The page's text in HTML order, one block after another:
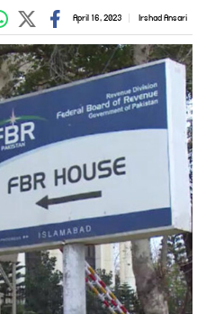
Irshad Ansari
April 16, 2023